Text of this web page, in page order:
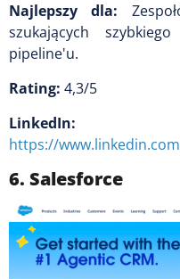
Najlepszy dla:
szukających
pipeline'u.
Rating: 4,3/5
LinkedIn:
https://
6. Salesforce